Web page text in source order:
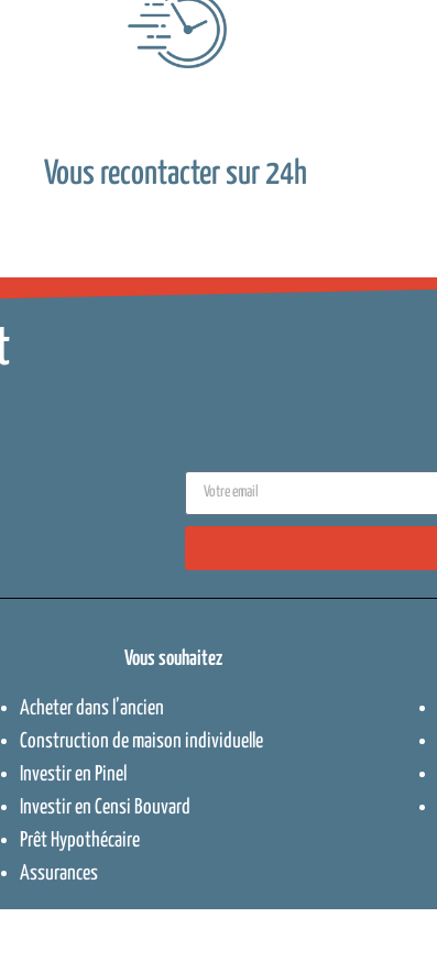
Vous recontacter sur 24h
Vous souhaitez
Acheter dans l’ancien
Construction de maison individuelle
Investir en Pinel
Investir en Censi Bouvard
Prêt Hypothécaire
Assurances